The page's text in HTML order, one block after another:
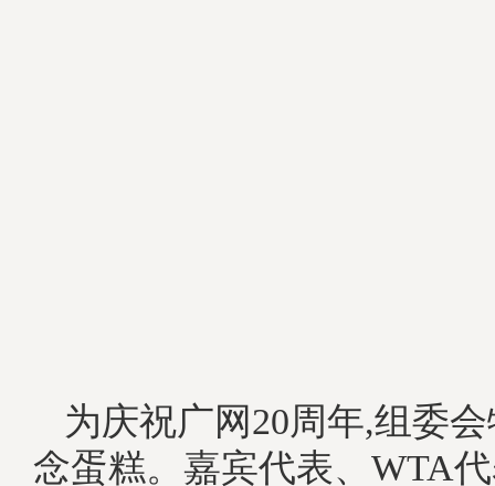
为庆祝广网20周年,组委
念蛋糕。嘉宾代表、WTA